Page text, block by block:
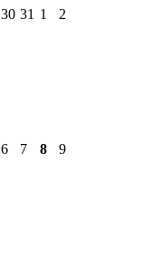
30 31 1 2
6 7 8
9